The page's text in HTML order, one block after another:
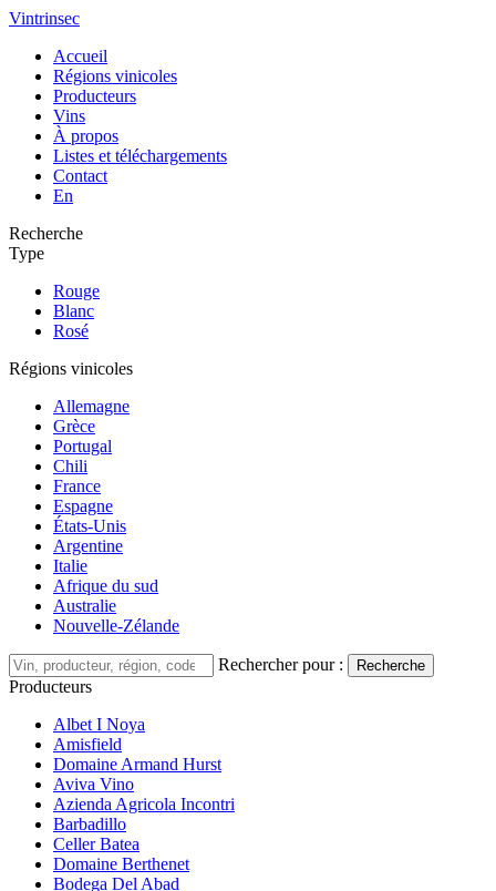
Vintrinsec
Accueil
Régions vinicoles
Producteurs
Vins
À propos
Listes et téléchargements
Contact
En
Recherche
Type
Rouge
Blanc
Rosé
Régions vinicoles
Allemagne
Grèce
Portugal
Chili
France
Espagne
États-Unis
Argentine
Italie
Afrique du sud
Australie
Nouvelle-Zélande
Rechercher pour : Recherche
Producteurs
Albet I Noya
Amisfield
Domaine Armand Hurst
Aviva Vino
Azienda Agricola Incontri
Barbadillo
Celler Batea
Domaine Berthenet
Bodega Del Abad